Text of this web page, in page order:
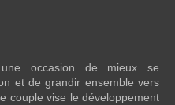
occasion de mieux se
et de grandir ensemble vers
couple vise le développement